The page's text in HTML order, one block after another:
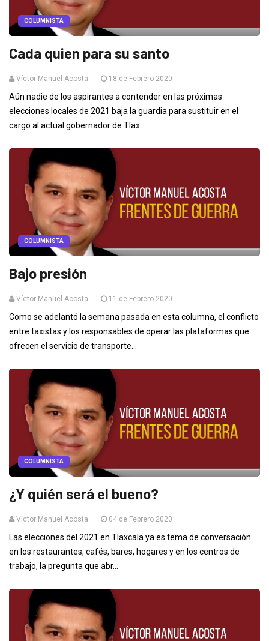
COLUMNISTA
Cada quien para su santo
Víctor Manuel Acosta 18 de Febrero 2020
Aún nadie de los aspirantes a contender en las próximas
elecciones locales de 2021 baja la guardia para sustituir en el
cargo al actual gobernador de Tlax...
COLUMNISTA
Bajo presión
Víctor Manuel Acosta 11 de Febrero 2020
Como se adelantó la semana pasada en esta columna, el conflicto
entre taxistas y los responsables de operar las plataformas que
ofrecen el servicio de transporte...
COLUMNISTA
¿Y quién será el bueno?
Víctor Manuel Acosta 04 de Febrero 2020
Las elecciones del 2021 en Tlaxcala ya es tema de conversación
en los restaurantes, cafés, bares, hogares y en los centros de
trabajo, la pregunta que abr...